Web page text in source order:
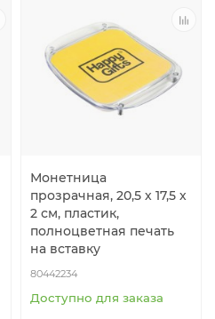
Монетница
прозрачная, 20,5 х 17,5 х
2 см, пластик,
полноцветная печать
на вставку
80442234
Доступно для заказа